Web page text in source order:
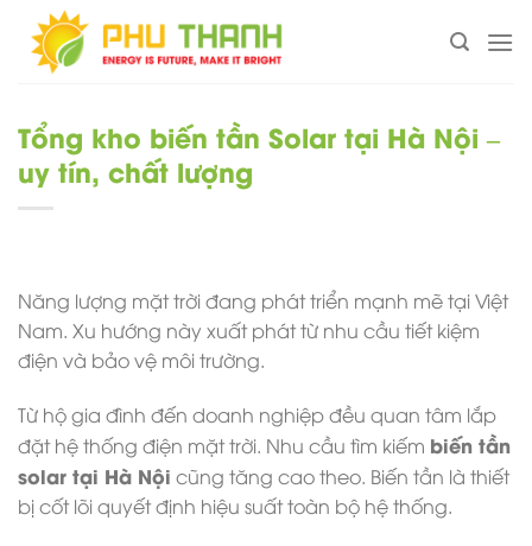
Chuyển
đến
Tổng kho biến tần Solar tại Hà Nội –
uy tín, chất lượng
Năng lượng mặt trời đang phát triển mạnh mẽ tại Việt
Nam. Xu hướng này xuất phát từ nhu cầu tiết kiệm
điện và bảo vệ môi trường.
Từ hộ gia đình đến doanh nghiệp đều quan tâm lắp
đặt hệ thống điện mặt trời. Nhu cầu tìm kiếm biến tần
solar tại Hà Nội cũng tăng cao theo. Biến tần là thiết
bị cốt lõi quyết định hiệu suất toàn bộ hệ thống.